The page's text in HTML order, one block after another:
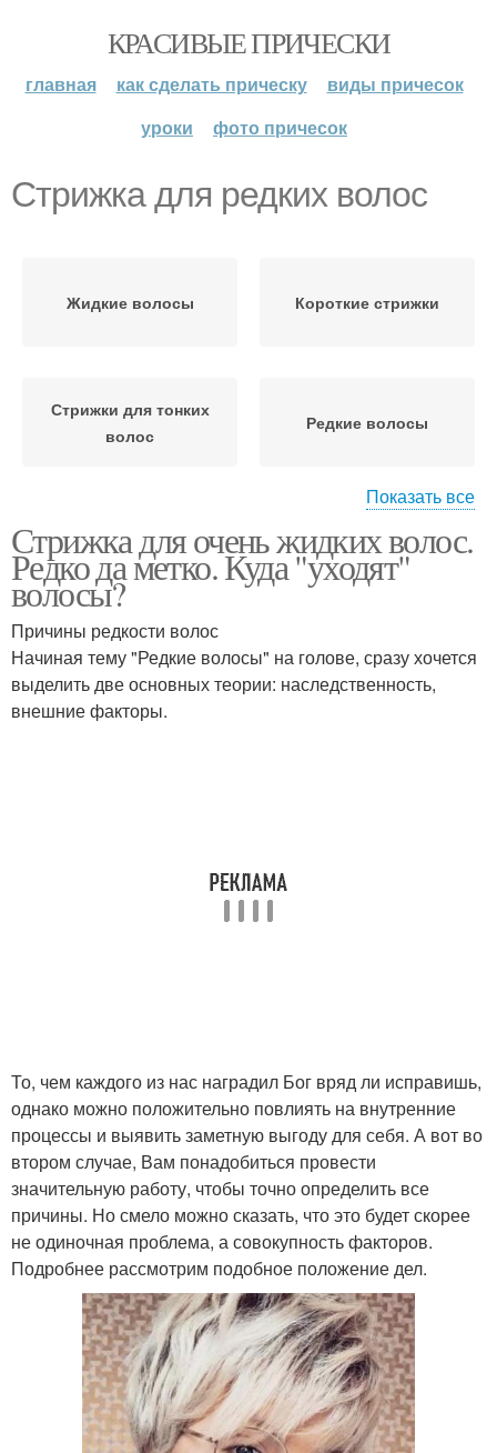
КРАСИВЫЕ ПРИЧЕСКИ
главная как сделать прическу
виды причесок
уроки
фото причесок
Стрижка для редких волос
Жидкие волосы Короткие стрижки
Стрижки для тонких
волос
Редкие волосы
Идеальные стрижки
волос
Показать все
Стрижка для очень жидких волос.
Редко да метко. Куда "уходят"
волосы?
Причины редкости волос
Начиная тему "Редкие волосы" на голове, сразу хочется
выделить две основных теории: наследственность,
внешние факторы.
То, чем каждого из нас наградил Бог вряд ли исправишь,
однако можно положительно повлиять на внутренние
процессы и выявить заметную выгоду для себя. А вот во
втором случае, Вам понадобиться провести
значительную работу, чтобы точно определить все
причины. Но смело можно сказать, что это будет скорее
не одиночная проблема, а совокупность факторов.
Подробнее рассмотрим подобное положение дел.